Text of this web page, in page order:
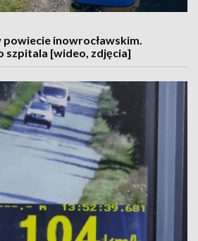
inowrocławskim.
szpitala [wideo, zdjęcia]